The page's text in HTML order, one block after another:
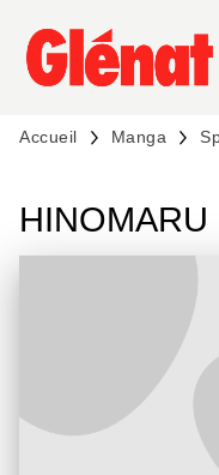
MENU
PIED DE PAGE
Accueil Manga